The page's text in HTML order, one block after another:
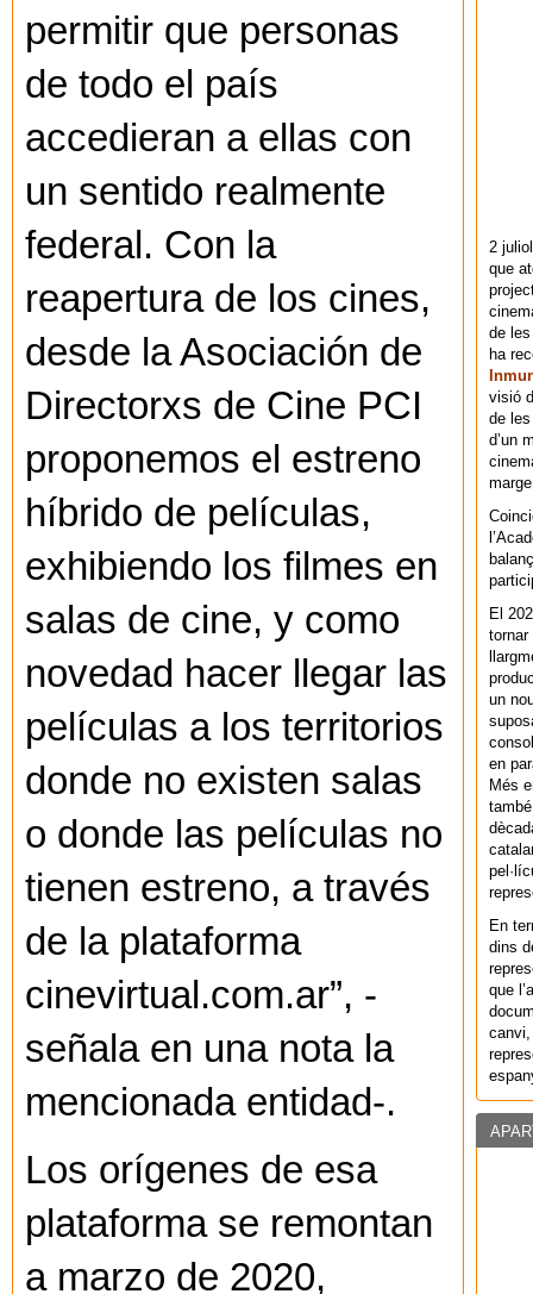
permitir que personas
de todo el país
accedieran a ellas con
un sentido realmente
federal. Con la
reapertura de los cines,
desde la Asociación de
Directorxs de Cine PCI
proponemos el estreno
híbrido de películas,
exhibiendo los filmes en
salas de cine, y como
novedad hacer llegar las
películas a los territorios
donde no existen salas
o donde las películas no
tienen estreno, a través
de la plataforma
cinevirtual.com.ar”, -
señala en una nota la
mencionada entidad-.
Los orígenes de esa
plataforma se remontan
a marzo de 2020,
2
que
de
ha
visió
de
d’un
El
un
en
Més
En
dins
que
canvi,